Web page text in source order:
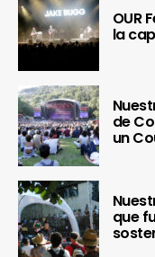
OUR
la
de
un
que